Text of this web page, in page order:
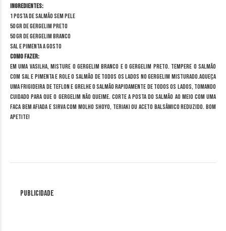
Ingredientes:
1 posta de salmão sem pele
50 gr de gergelim preto
50 gr de gergelim branco
Sal e pimenta a gosto
Como fazer:
Em uma vasilha, misture o gergelim branco e o gergelim preto. Tempere o salmão
com sal e pimenta e role o salmão de todos os lados no gergelim misturado.Aqueça
uma frigideira de teflon e grelhe o salmão rapidamente de todos os lados, tomando
cuidado para que o gergelim não queime. Corte a posta do salmão ao meio com uma
faca bem afiada e sirva com molho shoyo, teriaki ou aceto balsâmico reduzido. Bom
apetite!
Publicidade